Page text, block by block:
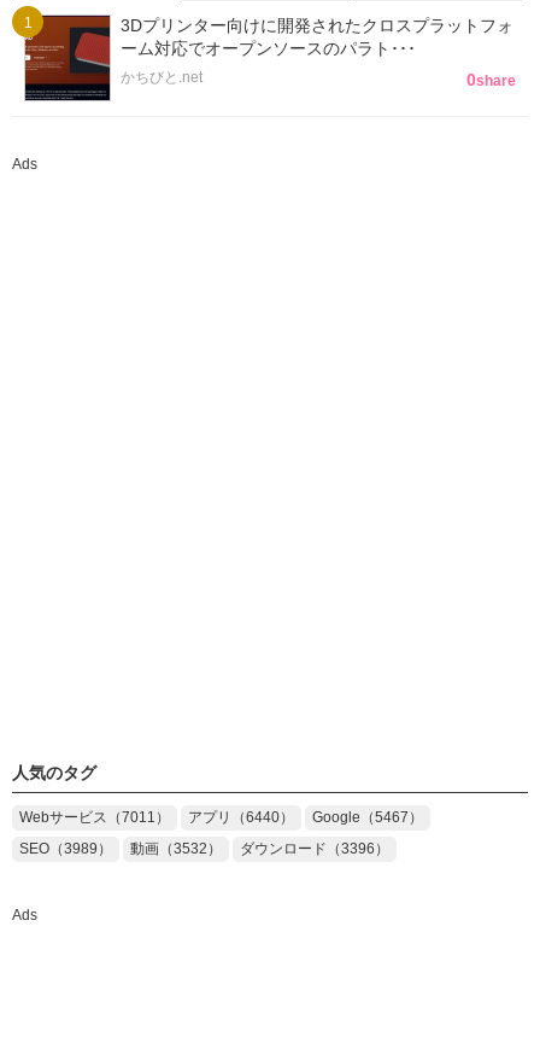
3Dプリンター向けに開発されたクロスプラットフォ
ーム対応でオープンソースのパラト･･･
かちびと.net 0share
Ads
人気のタグ
Webサービス（7011） アプリ（6440）
Google（5467）
SEO（3989）
動画（3532） ダウンロード（3396）
Ads